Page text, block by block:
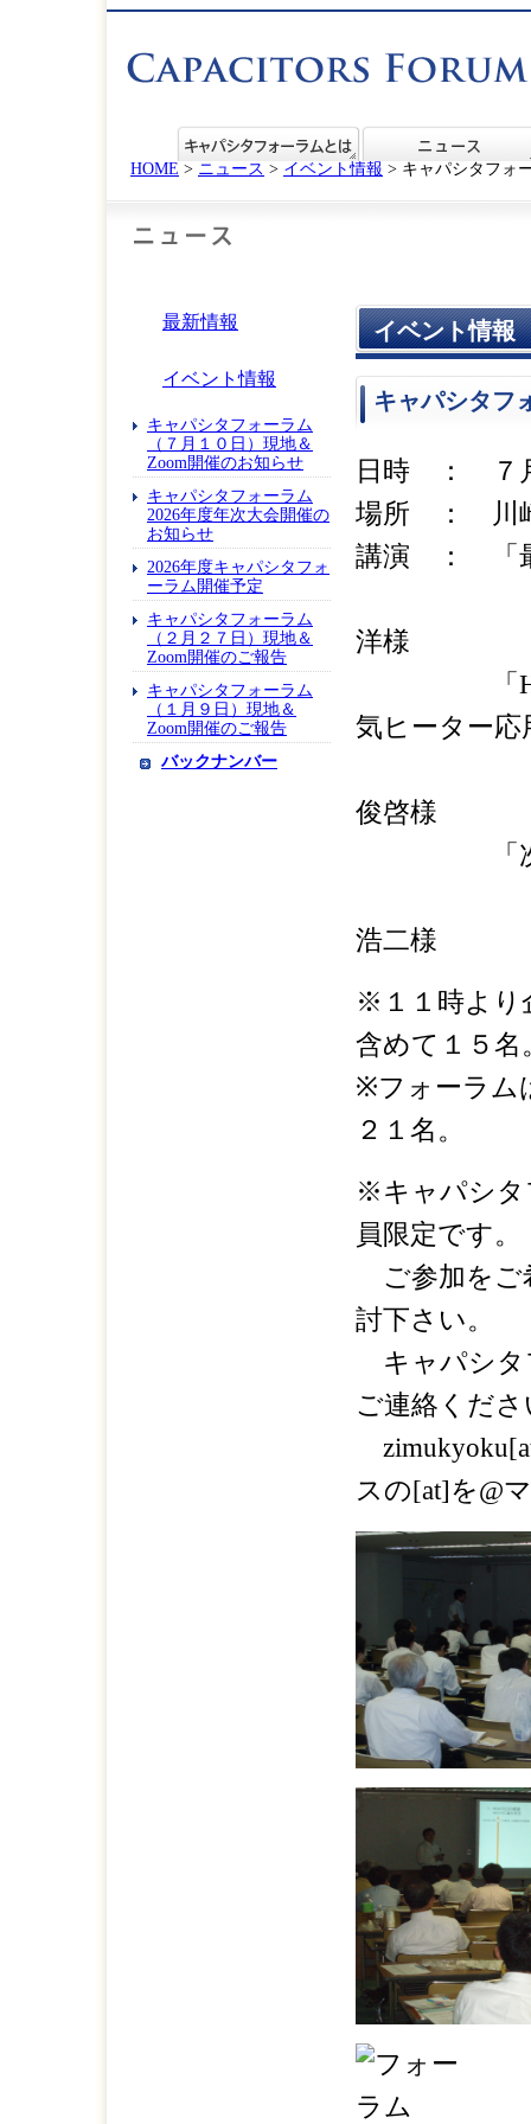
HOME > ニュース > イベント情報 > キャパシタフォ
イベント情報
キャパシタフ
日時 ： ７
場所 ： 川
講演 ： 「最
洋様
「
気ヒーター応
俊啓様
「次世代
浩二様
※１１時より
含めて１５名
※フォーラム
２１名。
※キャパシタ
員限定です。
ご参加をご
討下さい。
キャパシタ
ご連絡くださ
スの[at]を@
最新情報
イベント情報
キャパシタフォーラム
（７月１０日）現地＆
Zoom開催のお知らせ
キャパシタフォーラム
2026年度年次大会開催の
お知らせ
2026年度キャパシタフォ
ーラム開催予定
キャパシタフォーラム
（２月２７日）現地＆
Zoom開催のご報告
キャパシタフォーラム
（１月９日）現地＆
Zoom開催のご報告
バックナンバー